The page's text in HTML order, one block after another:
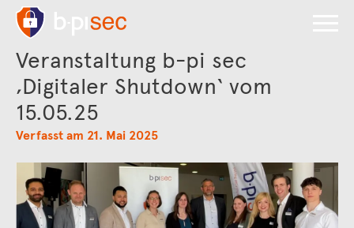
Veranstaltung b-pi sec
‚Digitaler Shutdown‘ vom
15.05.25
Verfasst am 21. Mai 2025